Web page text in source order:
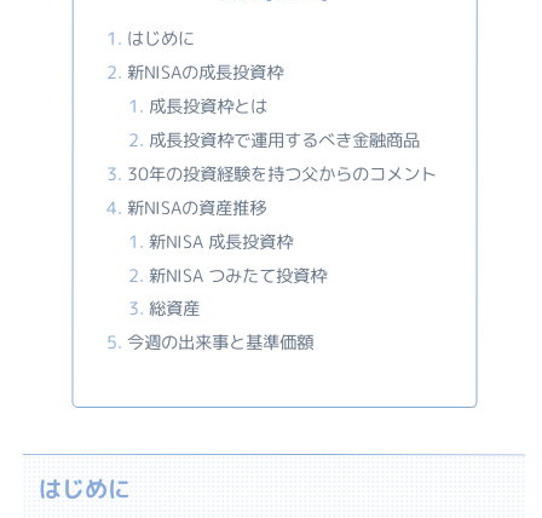
はじめに
新NISAの成長投資枠
成長投資枠とは
成長投資枠で運用するべき金融商品
30年の投資経験を持つ父からのコメント
新NISAの資産推移
新NISA 成長投資枠
新NISA つみたて投資枠
総資産
今週の出来事と基準価額
はじめに